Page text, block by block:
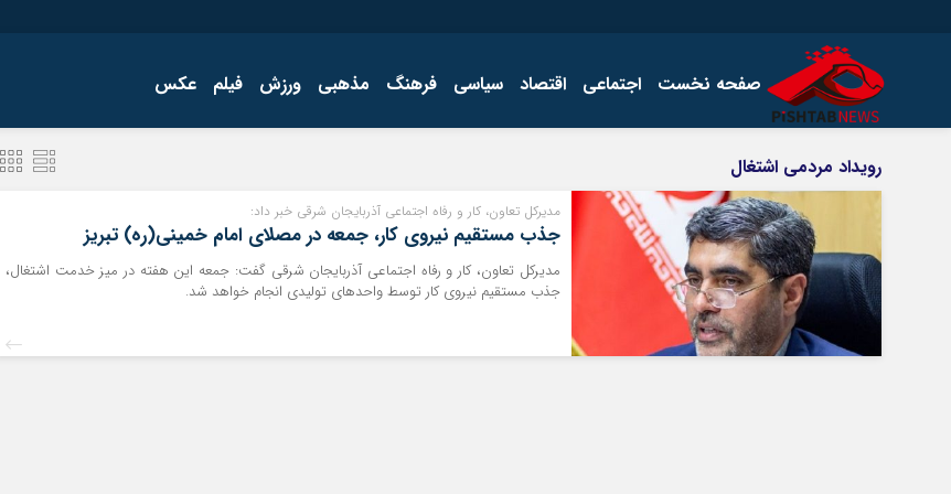
صفحه نخست اجتماعی اقتصاد سیاسی فرهنگ مذهبی ورزش فیلم عکس
اجتماعی
سیاسی
فرهنگ
گالری فیلم
گالری عکس
اقتصاد
فرهنگ
رویداد مردمی اشتغال
مدیرکل تعاون، کار و رفاه اجتماعی آذربایجان شرقی خبر داد:
جذب مستقیم نیروی کار، جمعه در مصلای امام خمینی(ره) تبریز
مدیرکل تعاون، کار و رفاه اجتماعی آذربایجان شرقی گفت: جمعه این هفته در میز خدمت اشتغال،
جذب مستقیم نیروی کار توسط واحدهای تولیدی انجام خواهد شد.